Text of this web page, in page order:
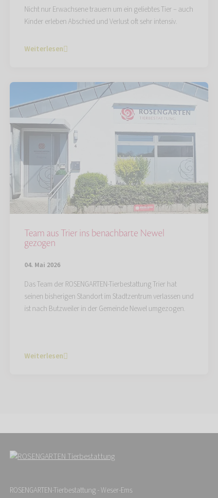
Nicht nur Erwachsene trauern um ein geliebtes Tier – auch
Kinder erleben Abschied und Verlust oft sehr intensiv.
Weiterlesen
Team aus Trier ins benachbarte Newel
gezogen
04. Mai 2026
Das Team der ROSENGARTEN-Tierbestattung Trier hat
seinen bisherigen Standort im Stadtzentrum verlassen und
ist nach Butzweiler in der Gemeinde Newel umgezogen.
Weiterlesen
ROSENGARTEN-Tierbestattung - Weser-Ems